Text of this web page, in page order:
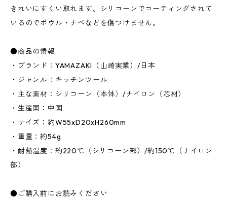
きれいにすくい取れます。シリコーンでコーティングされて
いるのでボウル・ナベなどを傷つけません。
●商品の情報
・ブランド：YAMAZAKI（山崎実業）/日本
・ジャンル：キッチンツール
・主な素材：シリコーン（本体）/ナイロン（芯材）
・生産国：中国
・サイズ：約W55xD20xH260mm
・重量：約54g
・耐熱温度：約220℃（シリコーン部）/約150℃（ナイロン
部）
●ご購入前にお読みください